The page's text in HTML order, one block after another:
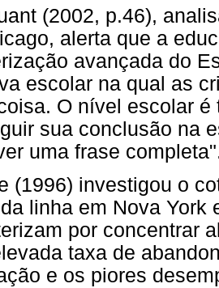
(2002, p.46),
alerta que a
avançada do
escolar na qual as
O nível escolar
sua conclusão na
uma frase
(1996) investigou o
linha em Nova York
por concentrar
taxa de
e os piores